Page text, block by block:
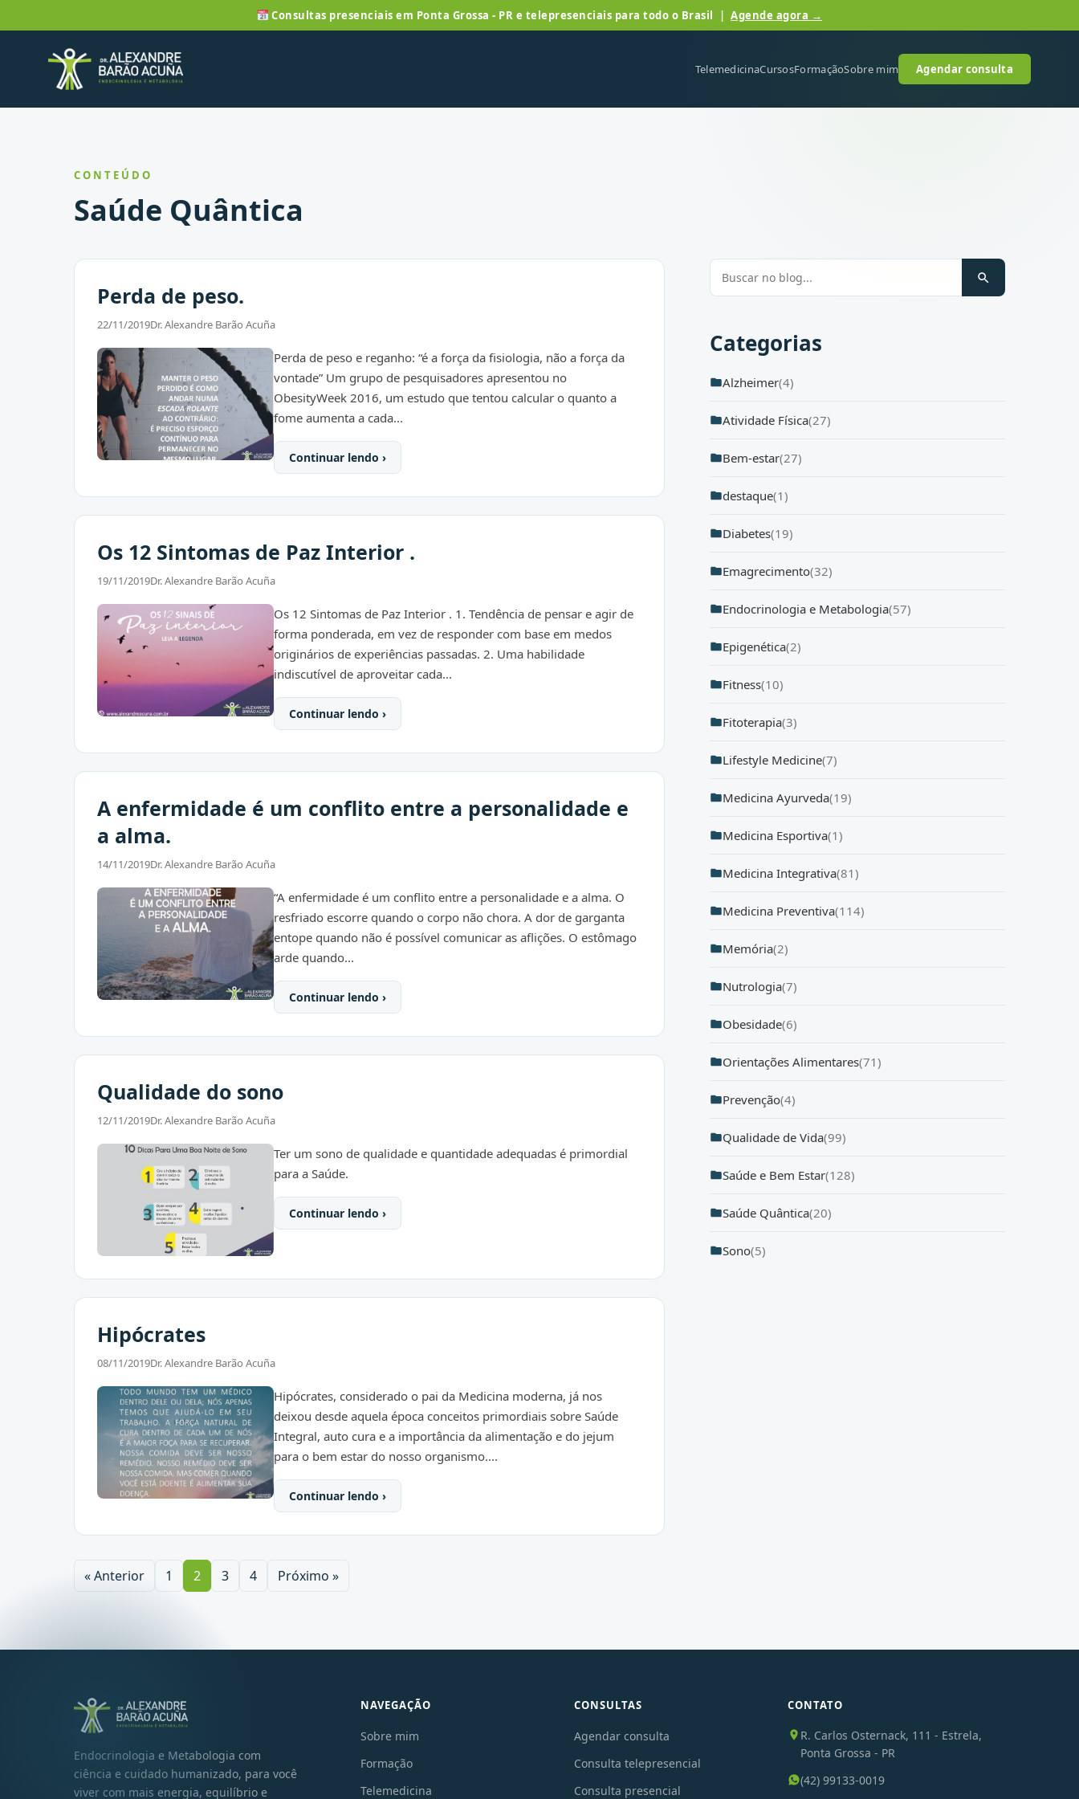
Consultas presenciais em Ponta Grossa - PR e telepresenciais para todo o Brasil |Agende agora →
TelemedicinaCursosFormaçãoSobre mim Agendar consulta
CONTEÚDO
Saúde Quântica
Perda de peso.
22/11/2019Dr. Alexandre Barão Acuña
Perda de peso e reganho: “é a força da fisiologia, não a força da
vontade” Um grupo de pesquisadores apresentou no
ObesityWeek 2016, um estudo que tentou calcular o quanto a
fome aumenta a cada...
Continuar lendo ›
Os 12 Sintomas de Paz Interior .
19/11/2019Dr. Alexandre Barão Acuña
Os 12 Sintomas de Paz Interior . 1. Tendência de pensar e agir de
forma ponderada, em vez de responder com base em medos
originários de experiências passadas. 2. Uma habilidade
indiscutível de aproveitar cada...
Continuar lendo ›
A enfermidade é um conflito entre a personalidade e
a alma.
14/11/2019Dr. Alexandre Barão Acuña
“A enfermidade é um conflito entre a personalidade e a alma. O
resfriado escorre quando o corpo não chora. A dor de garganta
entope quando não é possível comunicar as aflições. O estômago
arde quando...
Continuar lendo ›
Qualidade do sono
12/11/2019Dr. Alexandre Barão Acuña
Ter um sono de qualidade e quantidade adequadas é primordial
para a Saúde.
Continuar lendo ›
Hipócrates
08/11/2019Dr. Alexandre Barão Acuña
Hipócrates, considerado o pai da Medicina moderna, já nos
deixou desde aquela época conceitos primordiais sobre Saúde
Integral, auto cura e a importância da alimentação e do jejum
para o bem estar do nosso organismo....
Continuar lendo ›
« Anterior 1 2 3 4 Próximo »
Categorias
Alzheimer(4)
Atividade Física(27)
Bem-estar(27)
destaque(1)
Diabetes(19)
Emagrecimento(32)
Endocrinologia e Metabologia(57)
Epigenética(2)
Fitness(10)
Fitoterapia(3)
Lifestyle Medicine(7)
Medicina Ayurveda(19)
Medicina Esportiva(1)
Medicina Integrativa(81)
Medicina Preventiva(114)
Memória(2)
Nutrologia(7)
Obesidade(6)
Orientações Alimentares(71)
Prevenção(4)
Qualidade de Vida(99)
Saúde e Bem Estar(128)
Saúde Quântica(20)
Sono(5)
Endocrinologia e Metabologia com
ciência e cuidado humanizado, para você
viver com mais energia, equilíbrio e
NAVEGAÇÃO
Sobre mim
Formação
Telemedicina
CONSULTAS
Agendar consulta
Consulta telepresencial
Consulta presencial
CONTATO
R. Carlos Osternack, 111 - Estrela,
Ponta Grossa - PR
(42) 99133-0019